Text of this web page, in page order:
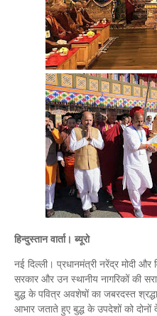
हिन्दुस्तान वार्ता। ब्यूरो
नई दिल्ली। प्रधानमंत्री नरेंद्र मोदी
सरकार और उन स्थानीय नागरिकों की
बुद्ध के पवित्र अवशेषों का जबरदस्त
आभार जताते हुए बुद्ध के उपदेशों को